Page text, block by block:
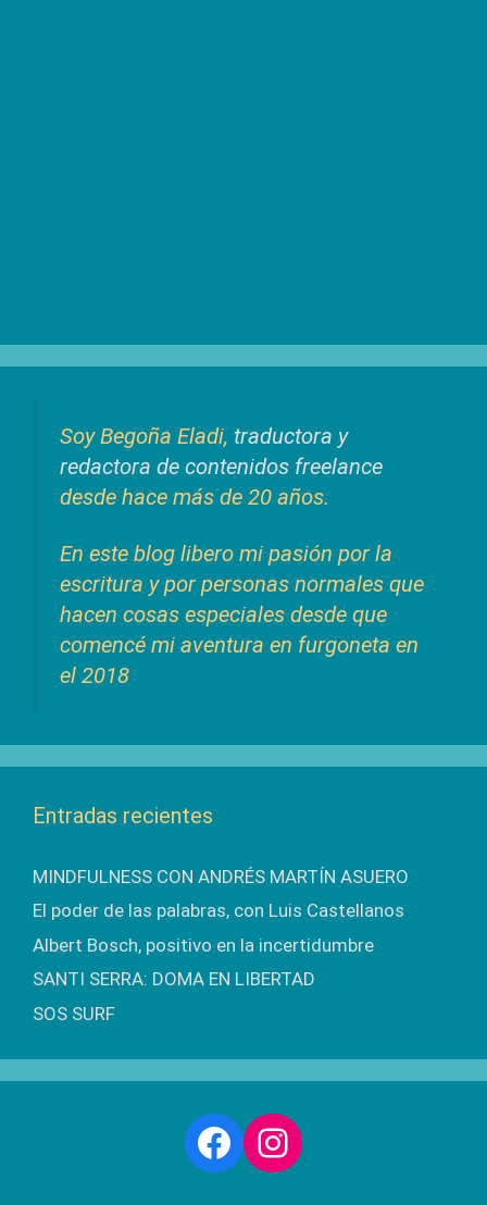
Soy Begoña Eladi, traductora y
redactora de contenidos freelance
desde hace más de 20 años.
En este blog libero mi pasión por la
escritura y por personas normales que
hacen cosas especiales desde que
comencé mi aventura en furgoneta en
el 2018
Entradas recientes
MINDFULNESS CON ANDRÉS MARTÍN ASUERO
El poder de las palabras, con Luis Castellanos
Albert Bosch, positivo en la incertidumbre
SANTI SERRA: DOMA EN LIBERTAD
SOS SURF
Facebook
Instagram